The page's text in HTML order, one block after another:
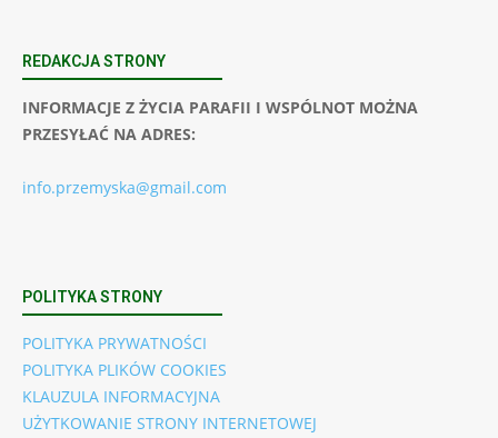
REDAKCJA STRONY
INFORMACJE Z ŻYCIA PARAFII I WSPÓLNOT MOŻNA
PRZESYŁAĆ NA ADRES:
info.przemyska@gmail.com
POLITYKA STRONY
POLITYKA PRYWATNOŚCI
POLITYKA PLIKÓW COOKIES
KLAUZULA INFORMACYJNA
UŻYTKOWANIE STRONY INTERNETOWEJ